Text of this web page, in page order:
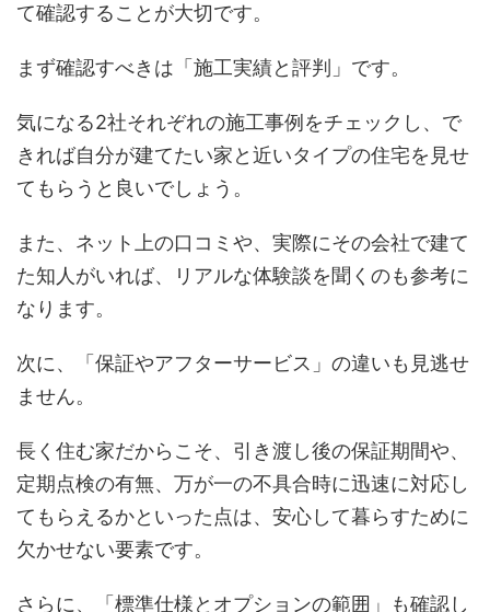
て確認することが大切です。
まず確認すべきは「施工実績と評判」です。
気になる2社それぞれの施工事例をチェックし、で
きれば自分が建てたい家と近いタイプの住宅を見せ
てもらうと良いでしょう。
また、ネット上の口コミや、実際にその会社で建て
た知人がいれば、リアルな体験談を聞くのも参考に
なります。
次に、「保証やアフターサービス」の違いも見逃せ
ません。
長く住む家だからこそ、引き渡し後の保証期間や、
定期点検の有無、万が一の不具合時に迅速に対応し
てもらえるかといった点は、安心して暮らすために
欠かせない要素です。
さらに、「標準仕様とオプションの範囲」も確認し